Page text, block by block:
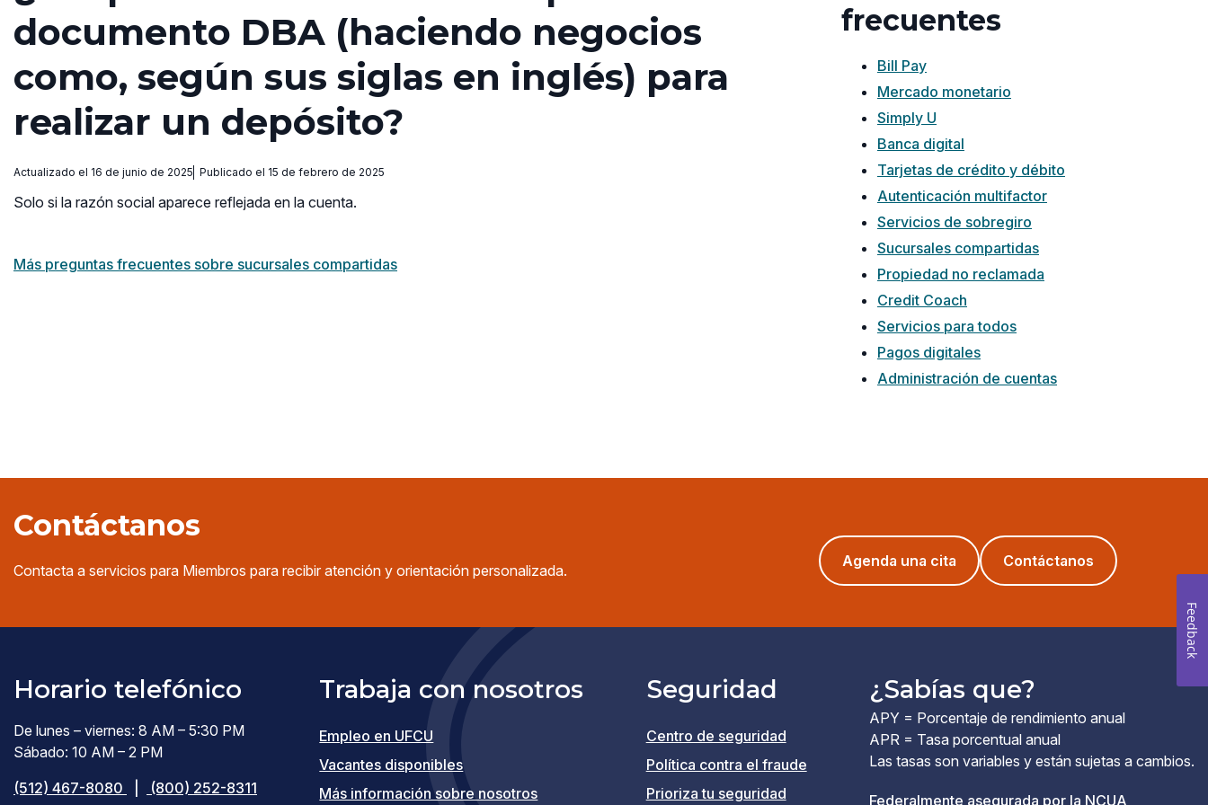
documento DBA (haciendo negocios
como, según sus siglas en inglés) para
realizar un depósito?
Actualizado el 16 de junio de 2025 Publicado el 15 de febrero de 2025
Solo si la razón social aparece reflejada en la cuenta.
Más preguntas frecuentes sobre sucursales compartidas
frecuentes
Bill Pay
Mercado monetario
Simply U
Banca digital
Tarjetas de crédito y débito
Autenticación multifactor
Servicios de sobregiro
Sucursales compartidas
Propiedad no reclamada
Credit Coach
Servicios para todos
Pagos digitales
Administración de cuentas
Contáctanos
Contacta a servicios para Miembros para recibir atención y orientación personalizada.
Agenda una cita (opens
in
new
Contáctanos
Horario telefónico
De lunes – viernes: 8 AM – 5:30 PM
Sábado: 10 AM – 2 PM
(512) 467-8080
(800) 252-8311
Trabaja con nosotros
Empleo en UFCU
Vacantes disponibles(opens
in
Más información sobre nosotros
Seguridad
Centro de seguridad
Política contra el fraude
Prioriza tu seguridad
¿Sabías que?
APY = Porcentaje de rendimiento anual
APR = Tasa porcentual anual
Las tasas son variables y están sujetas a cambios.
Federalmente asegurada por la NCUA(el
Feedback